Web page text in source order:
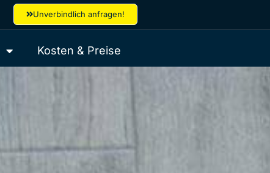
Unverbindlich anfragen!
Kosten & Preise